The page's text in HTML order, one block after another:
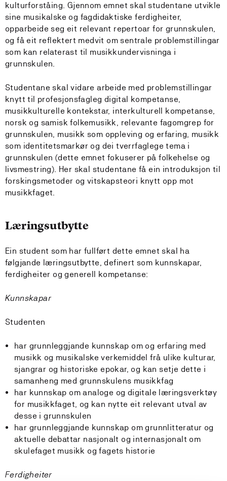
kulturforståing. Gjennom emnet skal studentane utvikle
sine musikalske og fagdidaktiske ferdigheiter,
opparbeide seg eit relevant repertoar for grunnskulen,
og få eit reflektert medvit om sentrale problemstillingar
som kan relaterast til musikkundervisninga i
grunnskulen.
Studentane skal vidare arbeide med problemstillingar
knytt til profesjonsfagleg digital kompetanse,
musikkulturelle kontekstar, interkulturell kompetanse,
norsk og samisk folkemusikk, relevante fagomgrep for
grunnskulen, musikk som oppleving og erfaring, musikk
som identitetsmarkør og dei tverrfaglege tema i
grunnskulen (dette emnet fokuserer på folkehelse og
livsmestring). Her skal studentane få ein introduksjon til
forskingsmetoder og vitskapsteori knytt opp mot
musikkfaget.
Læringsutbytte
Ein student som har fullført dette emnet skal ha
følgjande læringsutbytte, definert som kunnskapar,
ferdigheiter og generell kompetanse:
Kunnskapar
Studenten
har grunnleggjande kunnskap om og erfaring med
musikk og musikalske verkemiddel frå ulike kulturar,
sjangrar og historiske epokar, og kan setje dette i
samanheng med grunnskulens musikkfag
har kunnskap om analoge og digitale læringsverktøy
for musikkfaget, og kan nytte eit relevant utval av
desse i grunnskulen
har grunnleggjande kunnskap om grunnlitteratur og
aktuelle debattar nasjonalt og internasjonalt om
skulefaget musikk og fagets historie
Ferdigheiter